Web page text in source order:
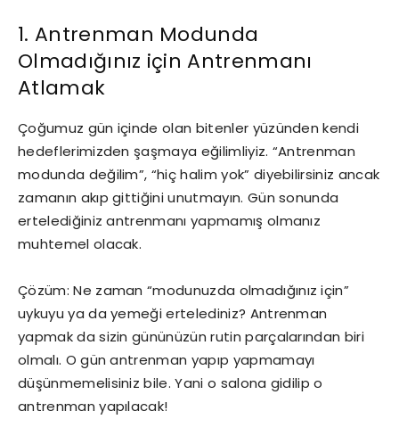
1. Antrenman Modunda
Olmadığınız için Antrenmanı
Atlamak
Çoğumuz gün içinde olan bitenler yüzünden kendi
hedeflerimizden şaşmaya eğilimliyiz. “Antrenman
modunda değilim”, “hiç halim yok” diyebilirsiniz ancak
zamanın akıp gittiğini unutmayın. Gün sonunda
ertelediğiniz antrenmanı yapmamış olmanız
muhtemel olacak.
Çözüm: Ne zaman “modunuzda olmadığınız için”
uykuyu ya da yemeği ertelediniz? Antrenman
yapmak da sizin gününüzün rutin parçalarından biri
olmalı. O gün antrenman yapıp yapmamayı
düşünmemelisiniz bile. Yani o salona gidilip o
antrenman yapılacak!